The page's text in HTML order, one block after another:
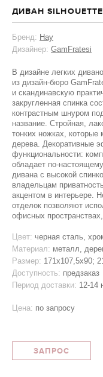
ДИВАН
Бренд: Hay
Дизайнер: GamFratesi
В дизайне легких
из дизайн-бюро
и скандинавскую
закругленная спинка
контрастным шнуром
название. Стройная,
тонких ножках, которые
дерева. Декоративные
функциональности:
обладает по-
дивана с высокой
владельцам
акцентом в интерьере.
отделок позволяют
офисных
Цвет: черная сталь,
Материал: металл,
Размер: 171х107,5х90;
Доступность: предзаказ
Период доставки: 12-14
Цена: по запросу
ЗАПРОС